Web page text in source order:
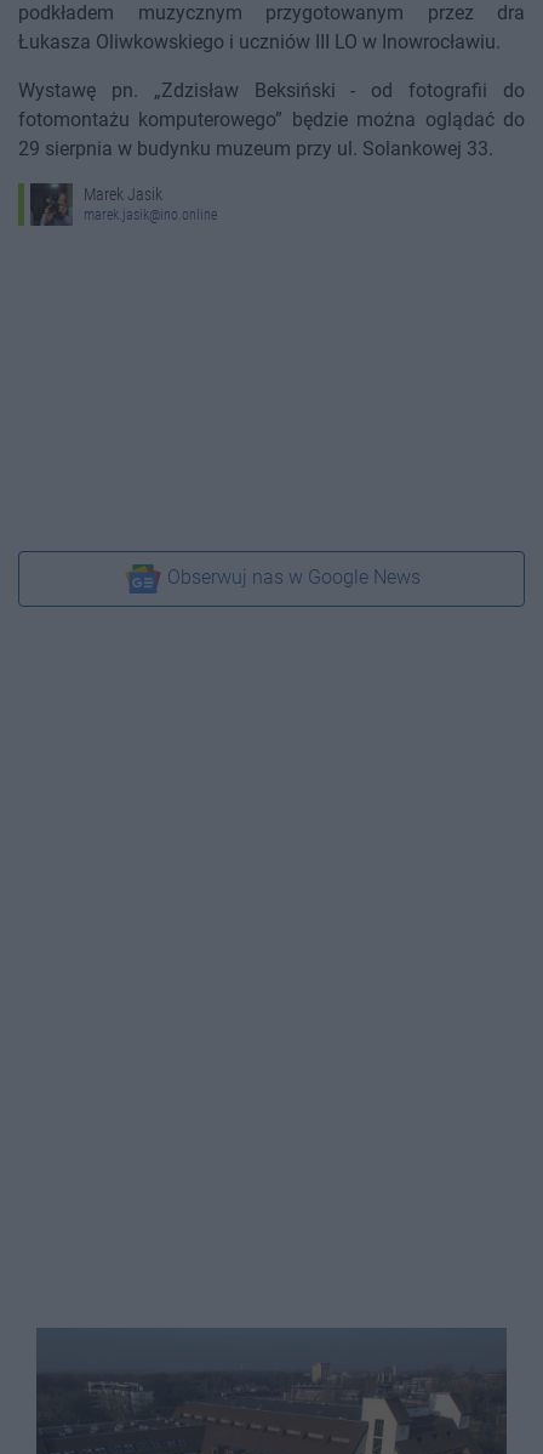
podkładem muzycznym przygotowanym przez dra
Łukasza Oliwkowskiego i uczniów III LO w Inowrocławiu.
Wystawę pn. „Zdzisław Beksiński - od fotografii do
fotomontażu komputerowego” będzie można oglądać do
29 sierpnia w budynku muzeum przy ul. Solankowej 33.
Marek Jasik
marek.jasik@ino.online
Obserwuj nas w Google News